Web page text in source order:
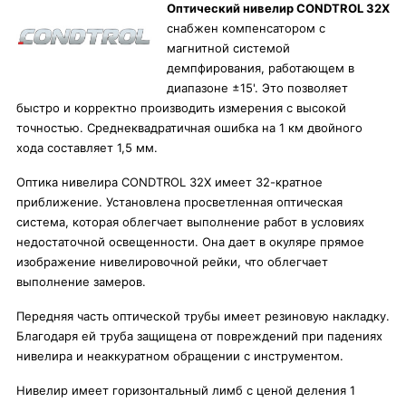
Оптический нивелир CONDTROL 32X
снабжен компенсатором с
магнитной системой
демпфирования, работающем в
диапазоне ±15'. Это позволяет
быстро и корректно производить измерения с высокой
точностью. Среднеквадратичная ошибка на 1 км двойного
хода составляет 1,5 мм.
Оптика нивелира CONDTROL 32X имеет 32-кратное
приближение. Установлена просветленная оптическая
система, которая облегчает выполнение работ в условиях
недостаточной освещенности. Она дает в окуляре прямое
изображение нивелировочной рейки, что облегчает
выполнение замеров.
Передняя часть оптической трубы имеет резиновую накладку.
Благодаря ей труба защищена от повреждений при падениях
нивелира и неаккуратном обращении с инструментом.
Нивелир имеет горизонтальный лимб с ценой деления 1